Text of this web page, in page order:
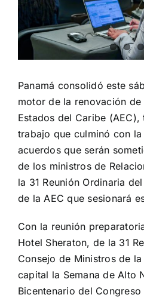
Panamá consolidó este
motor de la renovación
Estados del Caribe
trabajo que culminó con
acuerdos que serán
de los ministros de
la 31 Reunión Ordinaria
de la AEC que sesionará
Con la reunión
Hotel Sheraton, de la 31
Consejo de Ministros de
capital la Semana de Alto
Bicentenario del